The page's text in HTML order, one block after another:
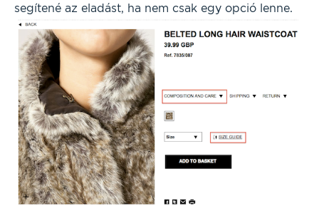
segítené az eladást, ha nem csak egy opció lenne.